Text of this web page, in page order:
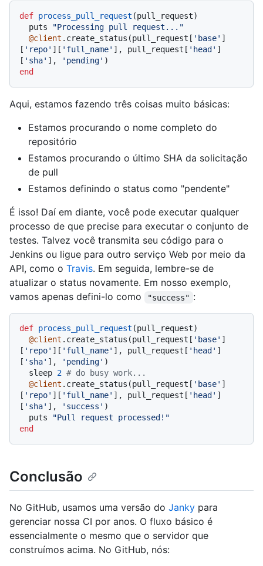
def process_pull_request (pull_request)
  puts
"Processing pull request..."
@client .create_status(pull_request[ 'base' ]
[ 'repo' ][ 'full_name' ], pull_request[ 'head' ]
[ 'sha' ], 'pending'
end
Aqui, estamos fazendo três coisas muito básicas:
Estamos procurando o nome completo do
repositório
Estamos procurando o último SHA da solicitação
de pull
Estamos definindo o status como "pendente"
É isso! Daí em diante, você pode executar qualquer
processo de que precise para executar o conjunto de
testes. Talvez você transmita seu código para o
Jenkins ou ligue para outro serviço Web por meio da
API, como o Travis. Em seguida, lembre-se de
atualizar o status novamente. Em nosso exemplo,
vamos apenas defini-lo como
"success" :
def process_pull_request (pull_request)
@client .create_status(pull_request[ 'base' ]
[ 'repo' ][ 'full_name' ], pull_request[ 'head' ]
[ 'sha' ], 'pending' )
  sleep
2 # do busy work...
@client .create_status(pull_request[ 'base' ]
[ 'repo' ][ 'full_name' ], pull_request[ 'head' ]
[ 'sha' ], 'success' )
  puts
"Pull request processed!"
end
Conclusão
No GitHub, usamos uma versão do Janky para
gerenciar nossa CI por anos. O fluxo básico é
essencialmente o mesmo que o servidor que
construímos acima. No GitHub, nós: